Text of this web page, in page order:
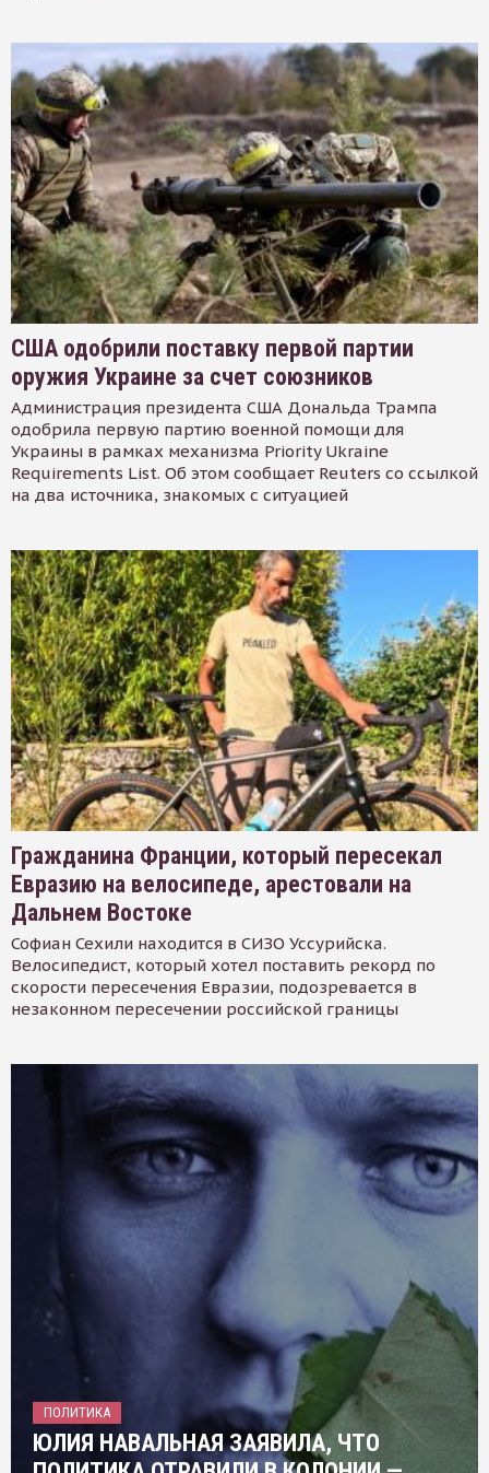
США одобрили поставку первой партии
оружия Украине за счет союзников
Администрация президента США Дональда Трампа
одобрила первую партию военной помощи для
Украины в рамках механизма Priority Ukraine
Requirements List. Об этом сообщает Reuters со ссылкой
на два источника, знакомых с ситуацией
Гражданина Франции, который пересекал
Евразию на велосипеде, арестовали на
Дальнем Востоке
Софиан Сехили находится в СИЗО Уссурийска.
Велосипедист, который хотел поставить рекорд по
скорости пересечения Евразии, подозревается в
незаконном пересечении российской границы
ПОЛИТИКА
ЮЛИЯ НАВАЛЬНАЯ ЗАЯВИЛА, ЧТО